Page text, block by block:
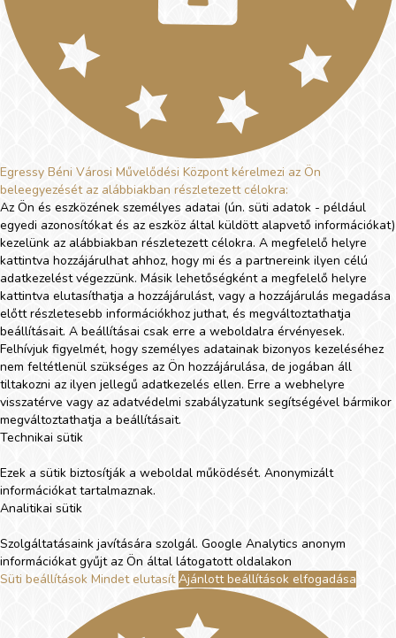
Egressy Béni Városi Művelődési Központ kérelmezi az Ön
beleegyezését az alábbiakban részletezett célokra:
Az Ön és eszközének személyes adatai (ún. süti adatok - például
egyedi azonosítókat és az eszköz által küldött alapvető információkat)
kezelünk az alábbiakban részletezett célokra. A megfelelő helyre
kattintva hozzájárulhat ahhoz, hogy mi és a partnereink ilyen célú
adatkezelést végezzünk. Másik lehetőségként a megfelelő helyre
kattintva elutasíthatja a hozzájárulást, vagy a hozzájárulás megadása
előtt részletesebb információkhoz juthat, és megváltoztathatja
beállításait. A beállításai csak erre a weboldalra érvényesek.
Felhívjuk figyelmét, hogy személyes adatainak bizonyos kezeléséhez
nem feltétlenül szükséges az Ön hozzájárulása, de jogában áll
tiltakozni az ilyen jellegű adatkezelés ellen. Erre a webhelyre
visszatérve vagy az adatvédelmi szabályzatunk segítségével bármikor
megváltoztathatja a beállításait.
Technikai sütik
Ezek a sütik biztosítják a weboldal működését. Anonymizált
információkat tartalmaznak.
Analitikai sütik
Szolgáltatásaink javítására szolgál. Google Analytics anonym
információkat gyűjt az Ön által látogatott oldalakon
Süti beállítások Mindet elutasít Ajánlott beállítások elfogadása